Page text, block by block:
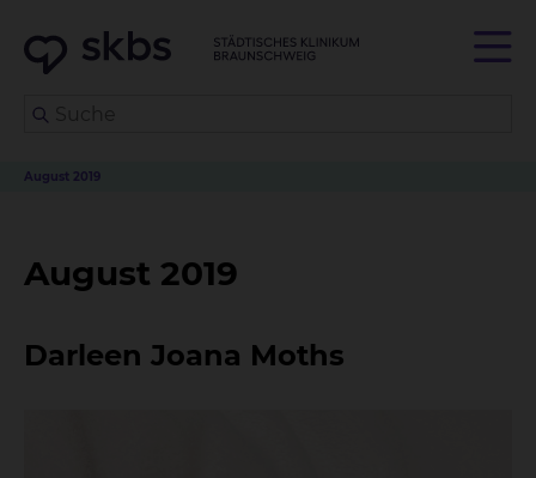
August 2019
August 2019
Darleen Joana Moths